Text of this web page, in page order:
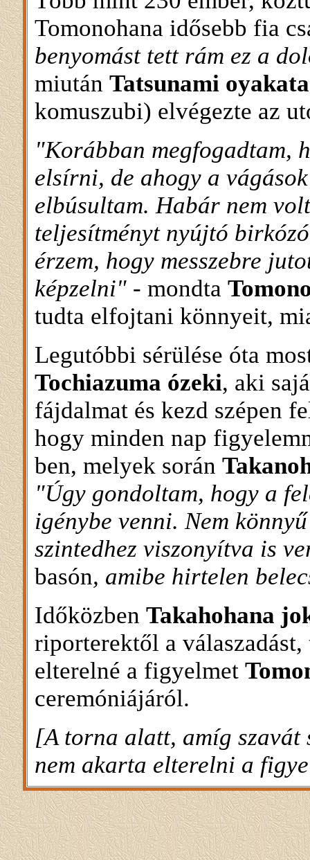
Tomonohana idősebb fia
benyomást tett rám ez a
miután Tatsunami oyakata
komuszubi) elvégezte az
"Korábban megfogadtam,
elsírni, de ahogy a
elbúsultam. Habár nem
teljesítményt nyújtó
érzem, hogy messzebre
képzelni"- mondta
tudta elfojtani könnyeit,
Legutóbbi sérülése óta
Tochiazuma ózeki, aki
fájdalmat és kezd szépen
hogy minden nap
ben, melyek során
"Úgy gondoltam, hogy a
igénybe venni. Nem
szintedhez viszonyítva is
basón, amibe hirtelen
Időközben Takahohana
riporterektől a
elterelné a figyelmet
ceremóniájáról.
[A torna alatt, amíg szavát
nem akarta elterelni a